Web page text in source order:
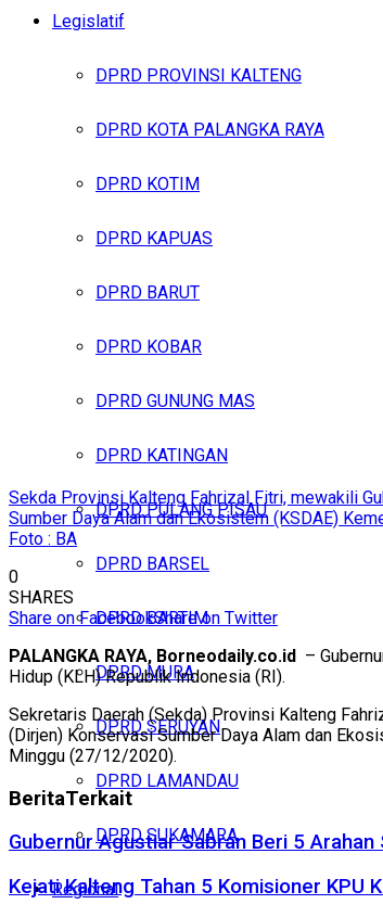
Legislatif
DPRD PROVINSI KALTENG
DPRD KOTA PALANGKA RAYA
DPRD KOTIM
DPRD KAPUAS
DPRD BARUT
DPRD KOBAR
DPRD GUNUNG MAS
DPRD KATINGAN
DPRD PULANG PISAU
DPRD BARSEL
DPRD BARTIM
DPRD MURA
DPRD SERUYAN
DPRD LAMANDAU
DPRD SUKAMARA
Regional
Sekda Provinsi Kalteng Fahrizal Fitri, mewakili
Sumber Daya Alam dan Ekosistem (KSDAE)
Foto : BA
0
SHARES
Share on FacebookShare on Twitter
PALANGKA RAYA, Borneodaily.co.id –
Hidup (KLH) Republik Indonesia (RI).
Sekretaris Daerah (Sekda) Provinsi Kalteng
(Dirjen) Konservasi Sumber Daya Alam dan
Minggu (27/12/2020).
BeritaTerkait
Gubernur Agustiar Sabran Beri 5
Kejati Kalteng Tahan 5 Komisioner KPU